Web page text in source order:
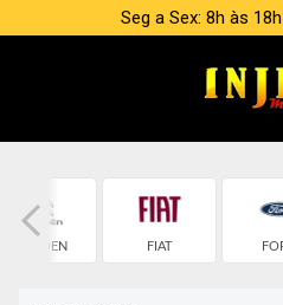
Seg a Sex: 8h às
CITROEN FIAT